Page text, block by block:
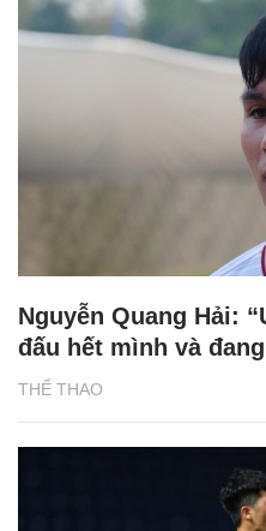
THỂ THAO
Nguyễn Quang Hải:
đấu hết mình và